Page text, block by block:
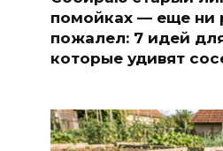
помойках — еще ни
пожалел: 7 идей
которые удивят